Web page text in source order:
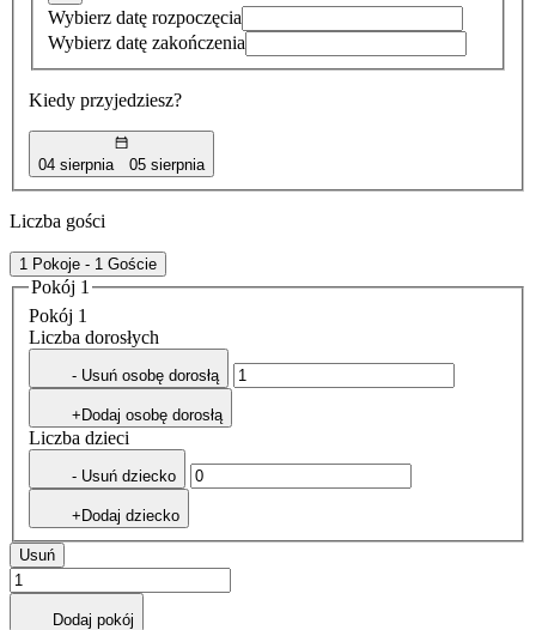
Wybierz datę rozpoczęcia
Wybierz datę zakończenia
Kiedy przyjedziesz?
04 sierpnia 05 sierpnia
Liczba gości
1 Pokoje - 1 Goście
Pokój 1
Pokój 1
Liczba dorosłych
- Usuń osobę dorosłą
+Dodaj osobę dorosłą
Liczba dzieci
- Usuń dziecko
+Dodaj dziecko
Usuń
Dodaj pokój